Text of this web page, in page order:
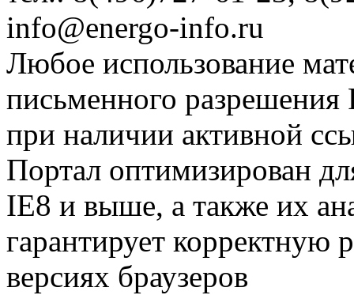
info@energo-info.ru
Любое использование
письменного разрешения
при наличии активной
Портал оптимизирован
IE8 и выше, а также их
гарантирует корректную
версиях браузеров